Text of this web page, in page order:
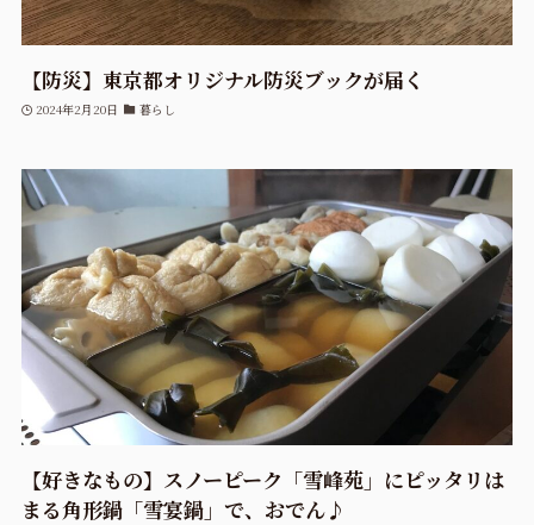
【防災】東京都オリジナル防災ブックが届く
2024年2月20日 暮らし
【好きなもの】スノーピーク「雪峰苑」にピッタリは
まる角形鍋「雪宴鍋」で、おでん♪